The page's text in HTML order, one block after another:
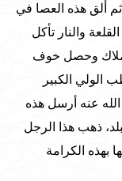
ألق هذه العصا في
والنار تأكل
وحصل خوف
الولي الكبير
عنه أرسل هذه
ذهب هذا الرجل
بهذه الكرامة